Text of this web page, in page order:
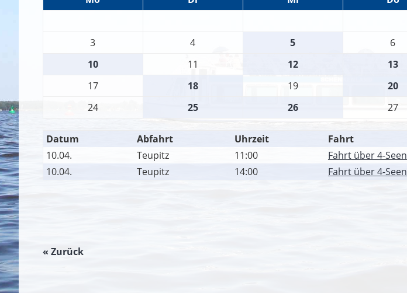
3
4 5 6
10
11 12 13
17
18 19 20
24
25 26 27
Datum Abfahrt Uhrzeit Fahrt
10.04.
Teupitz 11:00
Fahrt über 4-Seen
10.04.
Teupitz 14:00 Fahrt über 4-Seen
« Zurück